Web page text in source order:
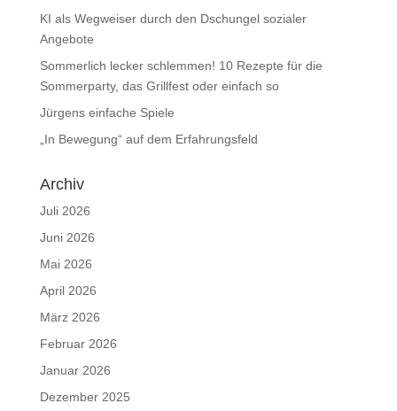
KI als Wegweiser durch den Dschungel sozialer
Angebote
Sommerlich lecker schlemmen! 10 Rezepte für die
Sommerparty, das Grillfest oder einfach so
Jürgens einfache Spiele
„In Bewegung“ auf dem Erfahrungsfeld
Archiv
Juli 2026
Juni 2026
Mai 2026
April 2026
März 2026
Februar 2026
Januar 2026
Dezember 2025